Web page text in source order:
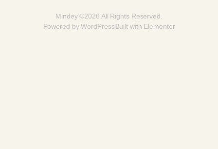
Mindey ©2026 All Rights Reserved.
Powered by WordPressBuilt with Elementor